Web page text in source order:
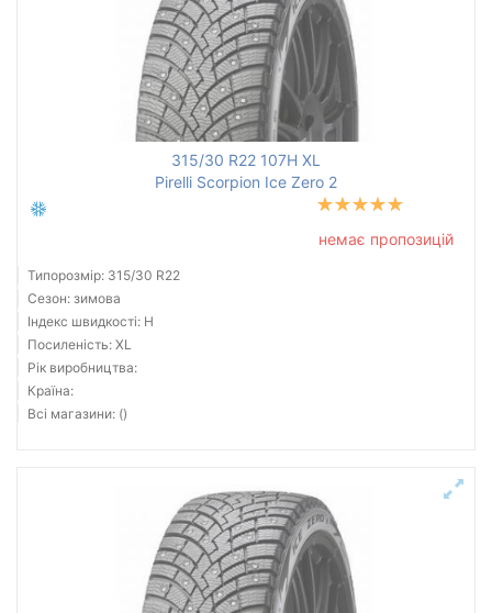
315/30 R22 107H XL
Pirelli Scorpion Ice Zero 2
немає пропозицій
Типорозмір: 315/30 R22
Сезон: зимова
Індекс швидкості: H
Посиленість: XL
Рік виробництва:
Країна:
Всі магазини: ()